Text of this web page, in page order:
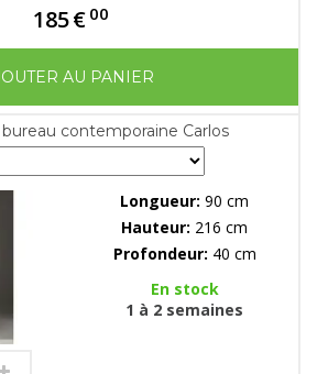
185€ 00
AU PANIER
contemporaine Carlos
Longueur: 90 cm
Hauteur: 216 cm
Profondeur: 40 cm
En stock
1 à 2 semaines